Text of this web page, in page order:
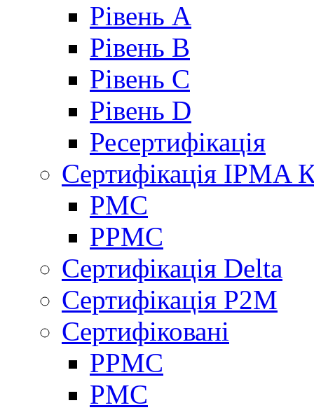
Рівень A
Рівень B
Рівень C
Рівень D
Ресертифікація
Сертифікація IPMA
PMC
PPMC
Сертифікація Delta
Сертифікація P2M
Сертифіковані
PPMC
PMC